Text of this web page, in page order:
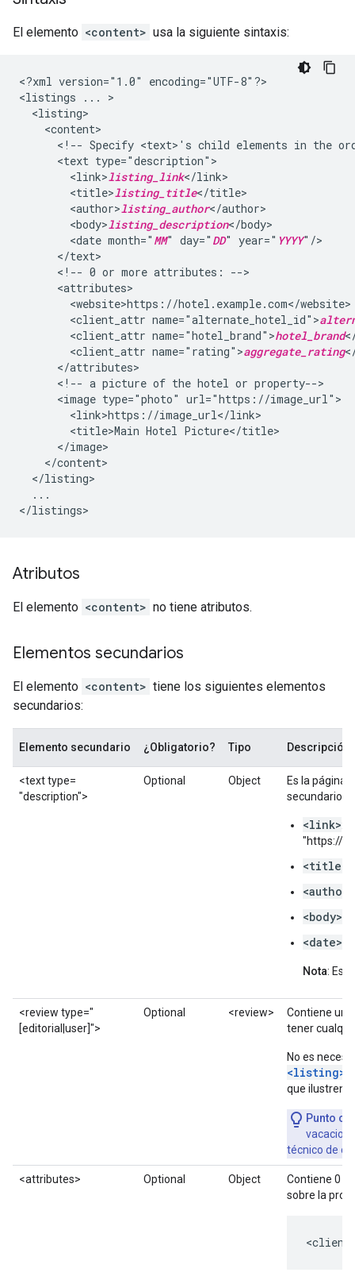
El elemento <content> usa la siguiente sintaxis:
<?xml version="1.0"
encoding="UTF-8"?>
<listings
...
<!-- Specify <text>'s child elements in the
<text
<link>listing_link
<title>listing_title
<author>listing_author
<body>listing_description
<date month=" MM" day=" DD" year=" YYYY
<!-- 0 or more attributes:
<client_attr name="alternate_hotel_id">
<client_attr name="hotel_brand">hotel_brand
<client_attr name="rating">aggregate_rating
<!-- a picture of the hotel or
<image type="photo"
<title>Main Hotel
...
Atributos
El elemento <content> no tiene atributos.
Elementos secundarios
El elemento <content> tiene los siguientes elementos
secundarios:
Elemento secundario ¿Obligatorio? Tipo Descripción
<texttype=
"description">
Optional Object
Es la página
secundarios:
<link>:
"https://"
<title>
<author>
<body>
<date>
Nota:
<review type="
[editorial| user]">
Optional <review>
Contiene
tener
No es
<listing>
que ilustren
Punto
técnico de
<attributes> Optional Object
Contiene 0 o
sobre la